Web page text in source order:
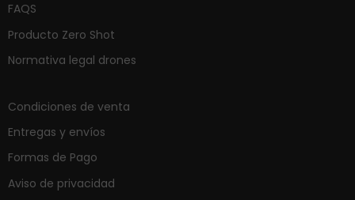
FAQS
Producto Zero Shot
Normativa legal drones
Condiciones de venta
Entregas y envíos
Formas de Pago
Aviso de privacidad